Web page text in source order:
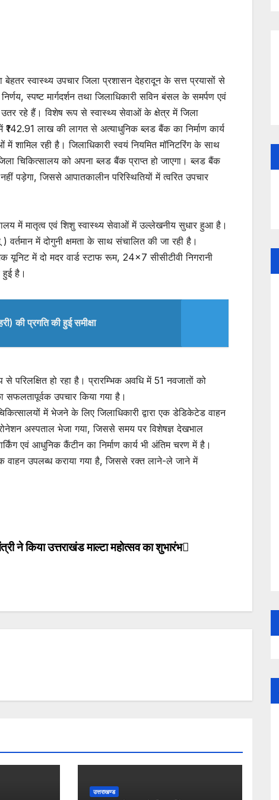
स्वास्थ्य उपचार जिला प्रशासन देहरादून के सत्त प्रयासों से
स्पष्ट मार्गदर्शन तथा जिलाधिकारी सविन बंसल के समर्पण एवं
उतर रहे हैं। विशेष रूप से स्वास्थ्य सेवाओं के क्षेत्र में जिला
लाख की लागत से अत्याधुनिक ब्लड बैंक का निर्माण कार्य
शामिल रही है। जिलाधिकारी स्वयं नियमित मॉनिटरिंग के साथ
चिकित्सालय को अपना ब्लड बैंक प्राप्त हो जाएगा। ब्लड बैंक
पड़ेगा, जिससे आपातकालीन परिस्थितियों में त्वरित उपचार
में मातृत्व एवं शिशु स्वास्थ्य सेवाओं में उल्लेखनीय सुधार हुआ है।
में दोगुनी क्षमता के साथ संचालित की जा रही है।
में दो मदर वार्ड स्टाफ रूम, 24×7 सीसीटीवी निगरानी
हुई है।
की प्रगति की हुई समीक्षा
हो रहा है। प्रारम्भिक अवधि में 51 नवजातों को
उपचार किया गया है।
में भेजने के लिए जिलाधिकारी द्वारा एक डेडिकेटेड वाहन
अस्पताल भेजा गया, जिससे समय पर विशेषज्ञ देखभाल
एवं आधुनिक कैंटीन का निर्माण कार्य भी अंतिम चरण में है।
वाहन उपलब्ध कराया गया है, जिससे रक्त लाने-ले जाने में
ने किया उत्तराखंड माल्टा महोत्सव का शुभारंभ
उत्तराखण्ड